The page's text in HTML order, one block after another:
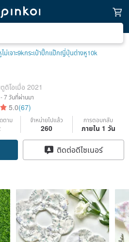
ม่เจาะ9kกระเป๋าปิ๊กแป๊กญี่ปุ่นต่างหู10k
ดิโอเมื่อ 2021
7 วันที่ผ่านมา
5.0(67)
ตาม จำหน่ายไปแล้ว
260
การตอบกลับ
ภายใน 1 วัน
ติดต่อดีไซเนอร์